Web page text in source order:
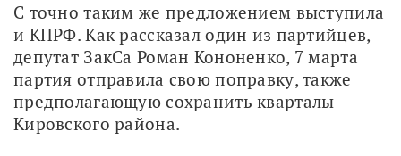
С точно таким же предложением выступила
и КПРФ. Как рассказал один из партийцев,
депутат ЗакСа Роман Кононенко, 7 марта
партия отправила свою поправку, также
предполагающую сохранить кварталы
Кировского района.